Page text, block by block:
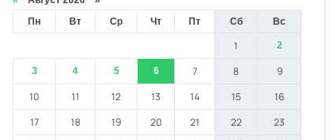
Пн
Вт Ср Чт Пт Сб Вс
1 2
3 4 5 6 7 8
9
10
11 12 13 14 15
16
17
18 19 20 21 22
23